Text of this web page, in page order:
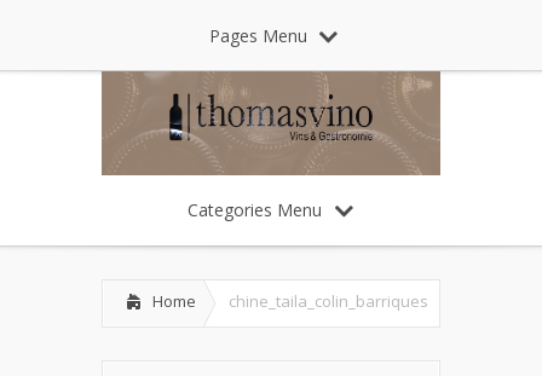
Pages Menu
Categories Menu
Home chine_taila_colin_barriques